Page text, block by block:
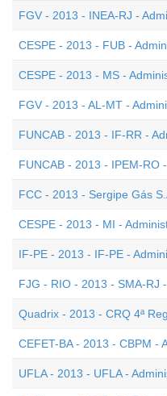
FGV - 2013 - INEA-RJ -
CESPE - 2013 - FUB -
CESPE - 2013 - MS -
FGV - 2013 - AL-MT -
FUNCAB - 2013 - IF-RR -
FUNCAB - 2013 - IPEM-RO
FCC - 2013 - Sergipe Gás
CESPE - 2013 - MI -
IF-PE - 2013 - IF-PE -
FJG - RIO - 2013 - SMA-RJ
Quadrix - 2013 - CRQ 4ª
CEFET-BA - 2013 - CBPM -
UFLA - 2013 - UFLA -